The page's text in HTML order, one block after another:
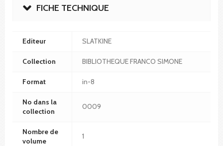
FICHE TECHNIQUE
Editeur SLATKINE
Collection BIBLIOTHEQUE FRANCO SIMONE
Format in-8
No dans la
collection
0009
Nombre de
volume
1